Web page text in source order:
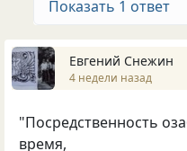
Показать 1 ответ
Евгений Снежин
4 недели назад
"Посредственность
время,